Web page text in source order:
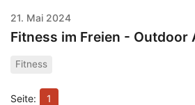
21. Mai 2024
Fitness im Freien - Outdoor
Fitness
1